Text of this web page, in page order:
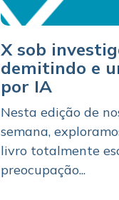
X sob
demitindo e
por IA
Nesta edição de
semana,
livro totalmente
preocupação...